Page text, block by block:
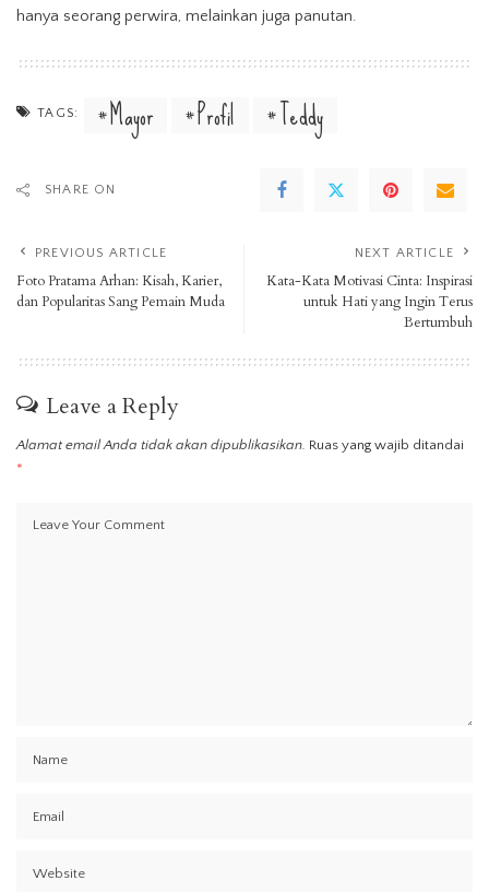
hanya seorang perwira, melainkan juga panutan.
TAGS: Mayor Profil Teddy
SHARE ON
PREVIOUS ARTICLE
Foto Pratama Arhan: Kisah, Karier,
dan Popularitas Sang Pemain Muda
NEXT ARTICLE
Kata-Kata Motivasi Cinta: Inspirasi
untuk Hati yang Ingin Terus
Bertumbuh
Leave a Reply
Alamat email Anda tidak akan dipublikasikan. Ruas yang wajib ditandai
*